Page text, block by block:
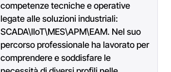
competenze tecniche e operative
legate alle soluzioni industriali:
SCADA\IIoT\MES\APM\EAM. Nel suo
percorso professionale ha lavorato per
comprendere e soddisfare le